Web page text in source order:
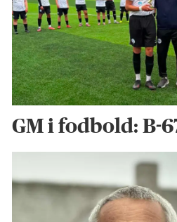
GM i fodbold: B-